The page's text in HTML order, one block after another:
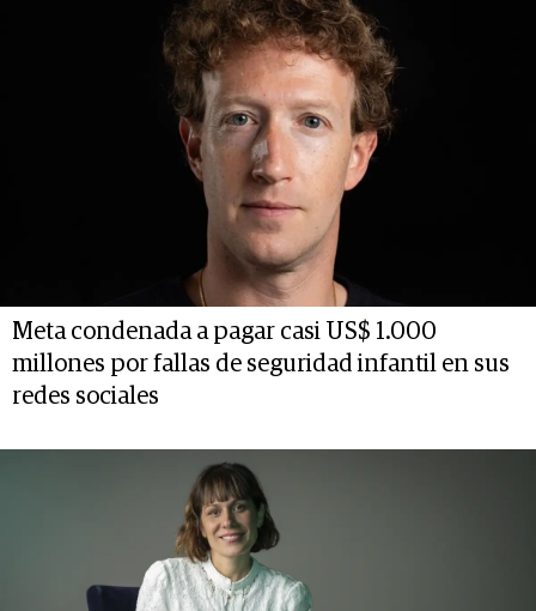
Meta condenada a pagar casi US$ 1.000
millones por fallas de seguridad infantil en sus
redes sociales